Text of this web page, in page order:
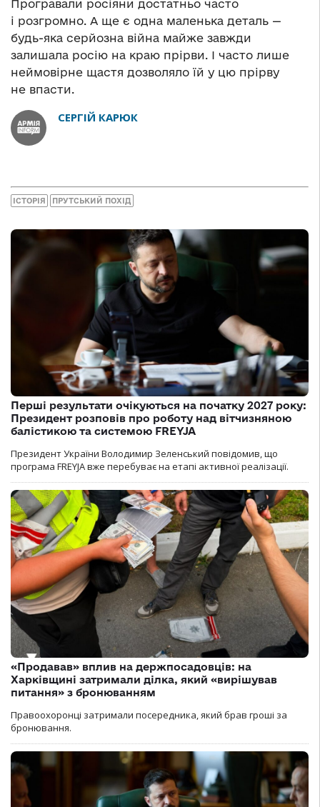
Програвали росіяни достатньо часто
і розгромно. А ще є одна маленька деталь —
будь-яка серйозна війна майже завжди
залишала росію на краю прірви. І часто лише
неймовірне щастя дозволяло їй у цю прірву
не впасти.
СЕРГІЙ КАРЮК
ІСТОРІЯ ПРУТСЬКИЙ ПОХІД
Перші результати очікуються на початку 2027 року:
Президент розповів про роботу над вітчизняною
балістикою та системою FREYJA
Президент України Володимир Зеленський повідомив, що
програма FREYJA вже перебуває на етапі активної реалізації.
«Продавав» вплив на держпосадовців: на
Харківщині затримали ділка, який «вирішував
питання» з бронюванням
Правоохоронці затримали посередника, який брав гроші за
бронювання.